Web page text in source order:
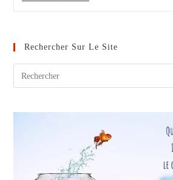
Bel
!
Rechercher Sur Le Site